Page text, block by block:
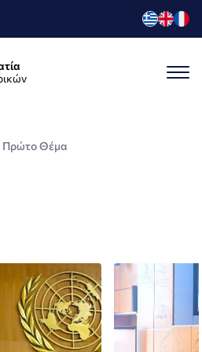
Πρώτο Θέμα